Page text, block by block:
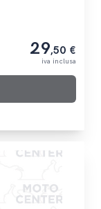
29,50 €
iva inclusa